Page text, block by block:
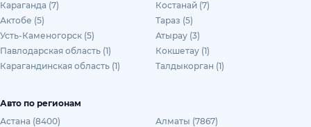
Караганда (7)
Костанай (7)
Актобе (5)
Тараз (5)
Усть-Каменогорск (5)
Атырау (3)
Павлодарская область (1)
Кокшетау (1)
Карагандинская область (1)
Талдыкорган (1)
Авто по регионам
Астана (8400)
Алматы (7867)